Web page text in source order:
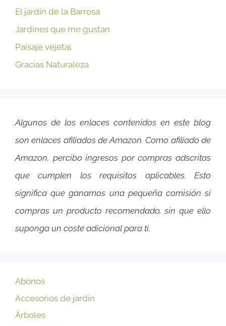
El jardín de la Barrosa
Jardines que me gustan
Paisaje vejetal
Gracias Naturaleza
Algunos de los enlaces contenidos en este blog
son enlaces afiliados de Amazon. Como afiliado de
Amazon, percibo ingresos por compras adscritas
que cumplen los requisitos aplicables. Esto
significa que ganamos una pequeña comisión si
compras un producto recomendado, sin que ello
suponga un coste adicional para ti.
Abonos
Accesorios de jardín
Árboles